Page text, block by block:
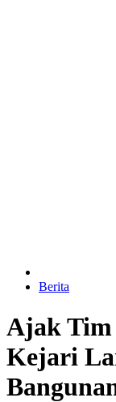
Berita
Ajak
Kejari